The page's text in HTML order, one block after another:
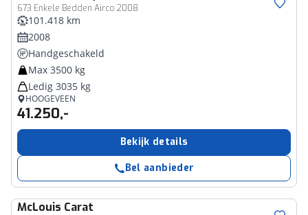
673 Enkele Bedden Airco 2008
101.418 km
2008
Handgeschakeld
Max 3500 kg
Ledig 3035 kg
HOOGEVEEN
41.250,-
Bekijk details
Bel aanbieder
McLouis Carat